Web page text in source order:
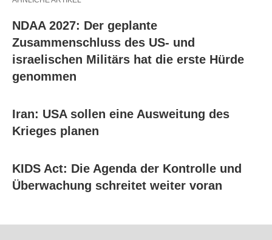
NDAA 2027: Der geplante
Zusammenschluss des US- und
israelischen Militärs hat die erste Hürde
genommen
Iran: USA sollen eine Ausweitung des
Krieges planen
KIDS Act: Die Agenda der Kontrolle und
Überwachung schreitet weiter voran